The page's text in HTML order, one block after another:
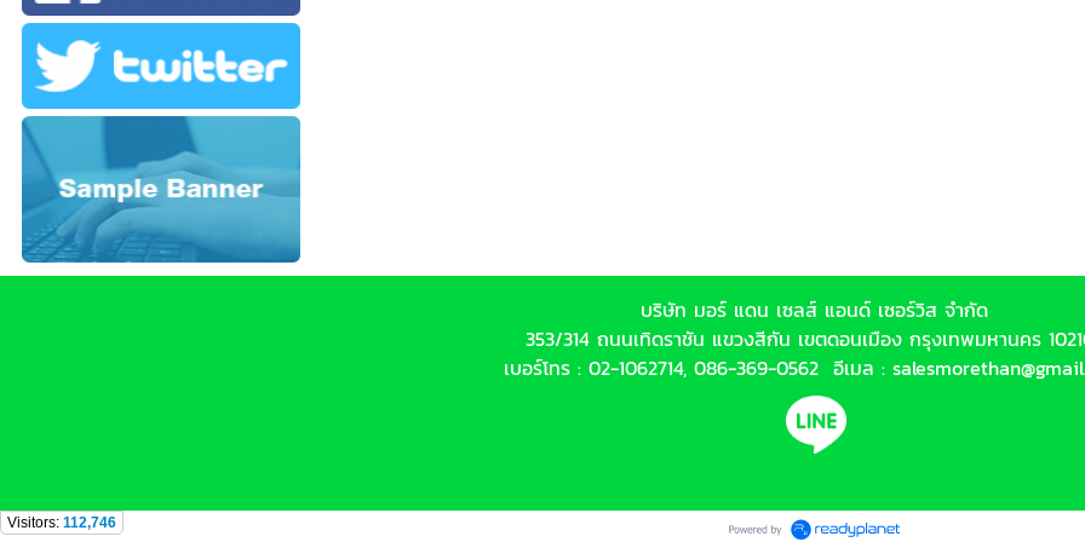
บริษัท มอร์ แดน เซลส์ แอนด์ เซอร์วิส จำกัด
353/314 ถนนเทิดราชัน แขวงสีกัน เขตดอนเมือง กรุงเทพมหานคร
เบอร์โทร : 02-1062714, 086-369-0562 อีเมล :
Visitors: 112,746